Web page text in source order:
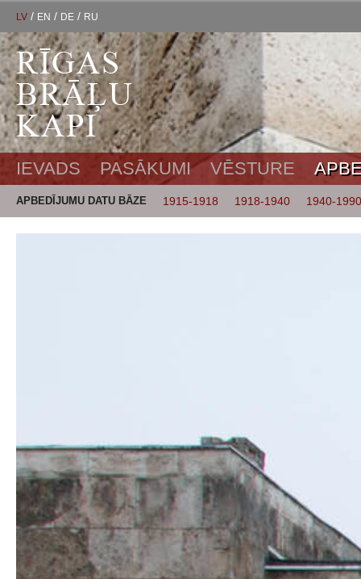
LV / EN / DE / RU
IEVADS PASĀKUMI VĒSTURE
APBEDĪJUMU DATU BĀZE 1915-1918 1918-1940 1940-1990